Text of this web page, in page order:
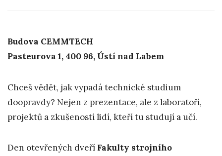
Budova CEMMTECH
Pasteurova 1, 400 96, Ústí nad Labem
Chceš vědět, jak vypadá technické studium
doopravdy? Nejen z prezentace, ale z laboratoří,
projektů a zkušeností lidí, kteří tu studují a učí.
Den otevřených dveří Fakulty strojního